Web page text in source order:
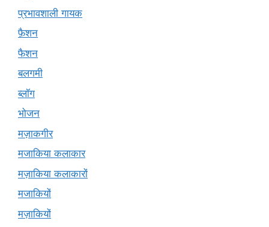
प्रभावशाली गायक
फ़ैशन
फैशन
बलगमी
ब्लॉग
भोजन
मज़ाकगीर
मजाकिया कलाकार
मज़ाकिया कलाकारों
मजाकियों
मज़ाकियों